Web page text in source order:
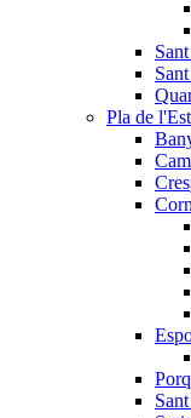
Pla de